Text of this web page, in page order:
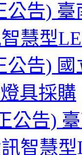
公告)
慧型
公告)
具採購
公告)
智慧